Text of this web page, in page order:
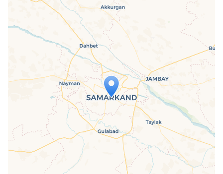
Travelers' Map wird geladen …
Wenn du dies siehst, nachdem deine
Seite vollständig geladen wurde,
fehlen leafletJS-Dateien.